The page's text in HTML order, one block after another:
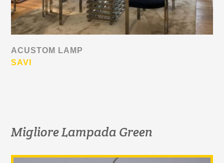
ACUSTOM LAMP
SAVI
Migliore Lampada Green